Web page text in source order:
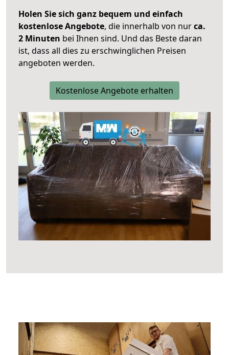
Holen Sie sich ganz bequem und einfach
kostenlose Angebote, die innerhalb von nurca.
2 Minuten bei Ihnen sind. Und das Beste daran
ist, dass all dies zu erschwinglichen Preisen
angeboten werden.
Kostenlose Angebote erhalten